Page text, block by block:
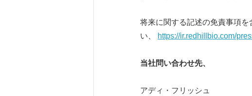
将来に関する記述の免責事項
い、
https://ir.redhillbio.com/
当社問い合わせ先、
アディ・フリッシュ